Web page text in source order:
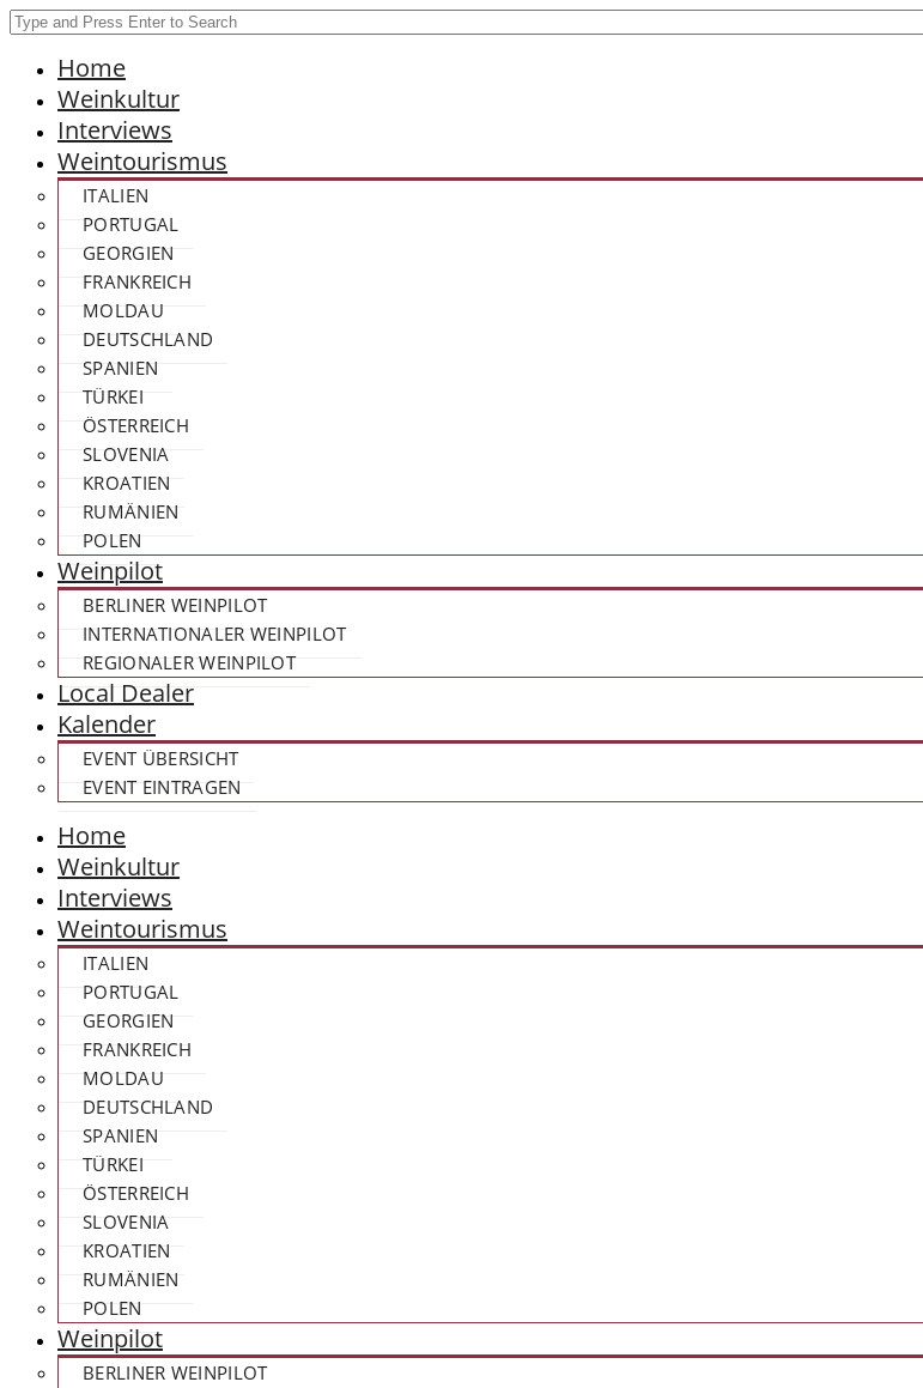
Home
Weinkultur
Interviews
Weintourismus
ITALIEN
PORTUGAL
GEORGIEN
FRANKREICH
MOLDAU
DEUTSCHLAND
SPANIEN
TÜRKEI
ÖSTERREICH
SLOVENIA
KROATIEN
RUMÄNIEN
POLEN
Weinpilot
BERLINER WEINPILOT
INTERNATIONALER WEINPILOT
REGIONALER WEINPILOT
Local Dealer
Kalender
EVENT ÜBERSICHT
EVENT EINTRAGEN
Home
Weinkultur
Interviews
Weintourismus
ITALIEN
PORTUGAL
GEORGIEN
FRANKREICH
MOLDAU
DEUTSCHLAND
SPANIEN
TÜRKEI
ÖSTERREICH
SLOVENIA
KROATIEN
RUMÄNIEN
POLEN
Weinpilot
BERLINER WEINPILOT